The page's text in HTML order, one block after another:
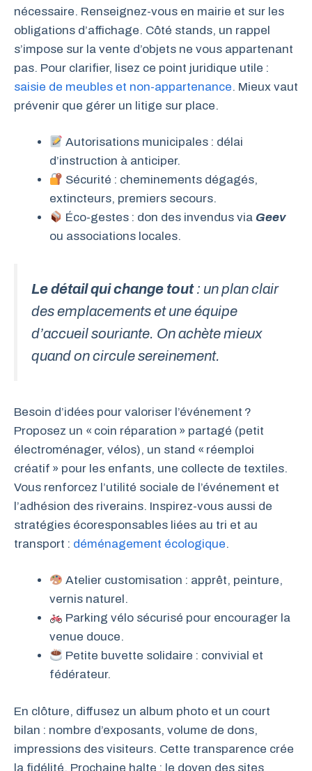
nécessaire. Renseignez-vous en mairie et sur les
obligations d’affichage. Côté stands, un rappel
s’impose sur la vente d’objets ne vous appartenant
pas. Pour clarifier, lisez ce point juridique utile :
saisie de meubles et non-appartenance. Mieux vaut
prévenir que gérer un litige sur place.
Autorisations municipales : délai
d’instruction à anticiper.
Sécurité : cheminements dégagés,
extincteurs, premiers secours.
Éco-gestes : don des invendus viaGeev
ou associations locales.
Le détail qui change tout: un plan clair
des emplacements et une équipe
d’accueil souriante. On achète mieux
quand on circule sereinement.
Besoin d’idées pour valoriser l’événement ?
Proposez un « coin réparation » partagé (petit
électroménager, vélos), un stand « réemploi
créatif » pour les enfants, une collecte de textiles.
Vous renforcez l’utilité sociale de l’événement et
l’adhésion des riverains. Inspirez-vous aussi de
stratégies écoresponsables liées au tri et au
transport : déménagement écologique.
Atelier customisation : apprêt, peinture,
vernis naturel.
Parking vélo sécurisé pour encourager la
venue douce.
Petite buvette solidaire : convivial et
fédérateur.
En clôture, diffusez un album photo et un court
bilan : nombre d’exposants, volume de dons,
impressions des visiteurs. Cette transparence crée
la fidélité. Prochaine halte : le doyen des sites